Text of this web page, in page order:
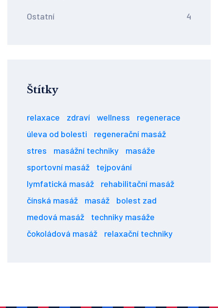
Ostatní 4
Štítky
relaxace zdraví wellness
regenerace
úleva od bolesti
regenerační masáž
stres
masážní techniky
masáže
sportovní masáž
tejpování
lymfatická masáž
rehabilitační masáž
čínská masáž
masáž
bolest zad
medová masáž
techniky masáže
čokoládová masáž
relaxační techniky